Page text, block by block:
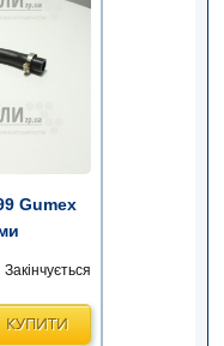
Gumex
Закінчується
КУПИТИ